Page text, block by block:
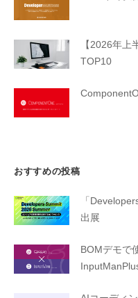
【2026年上
TOP10
おすすめの投稿
「
出展
BOMデモで